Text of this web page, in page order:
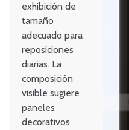
exhibición de
tamaño
adecuado para
reposiciones
diarias. La
composición
visible sugiere
paneles
decorativos